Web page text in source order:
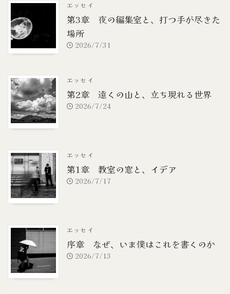
エッセイ
第3章 夜の編集室と、打つ手が尽きた
場所
2026/7/31
エッセイ
第2章 遠くの山と、立ち現れる世界
2026/7/24
エッセイ
第1章 教室の窓と、イデア
2026/7/17
エッセイ
序章 なぜ、いま僕はこれを書くのか
2026/7/13